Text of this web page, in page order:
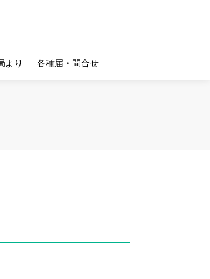
より 各種届・問合せ